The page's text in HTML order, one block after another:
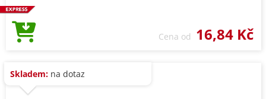
Cena od 16,84 Kč
Skladem: na dotaz